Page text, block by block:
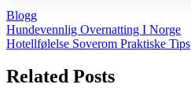
Blogg
Post
navigation
Hundevennlig Overnatting I Norge
Hotellfølelse Soverom Praktiske Tips
Related Posts